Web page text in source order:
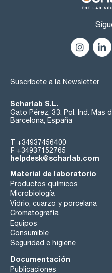
Suscríbete a la Newsletter
Scharlab S.L.
Gato Pérez, 33. Pol. Ind. Mas
Barcelona, España
T +34937456400
F +34937152765
helpdesk@scharlab.com
Material de laboratorio
Productos químicos
Microbiología
Vidrio, cuarzo y porcelana
Cromatografía
Equipos
Consumible
Seguridad e higiene
Documentación
Publicaciones